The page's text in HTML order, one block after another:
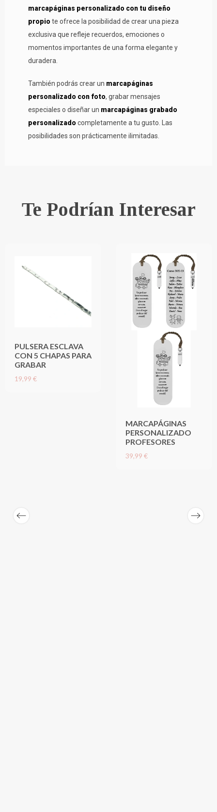
marcapáginas personalizado con tu diseño
propio te ofrece la posibilidad de crear una pieza
exclusiva que refleje recuerdos, emociones o
momentos importantes de una forma elegante y
duradera.
También podrás crear un marcapáginas
personalizado con foto, grabar mensajes
especiales o diseñar un marcapáginas grabado
personalizado completamente a tu gusto. Las
posibilidades son prácticamente ilimitadas.
Te Podrían Interesar
PULSERA ESCLAVA
CON 5 CHAPAS PARA
GRABAR
19,99 €
MARCAPÁGINAS
PERSONALIZADO
PROFESORES
39,99 €